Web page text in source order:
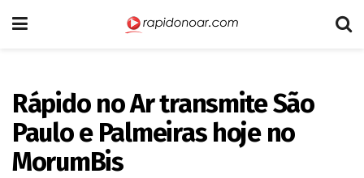
Rápido no Ar transmite São
Paulo e Palmeiras hoje no
MorumBis